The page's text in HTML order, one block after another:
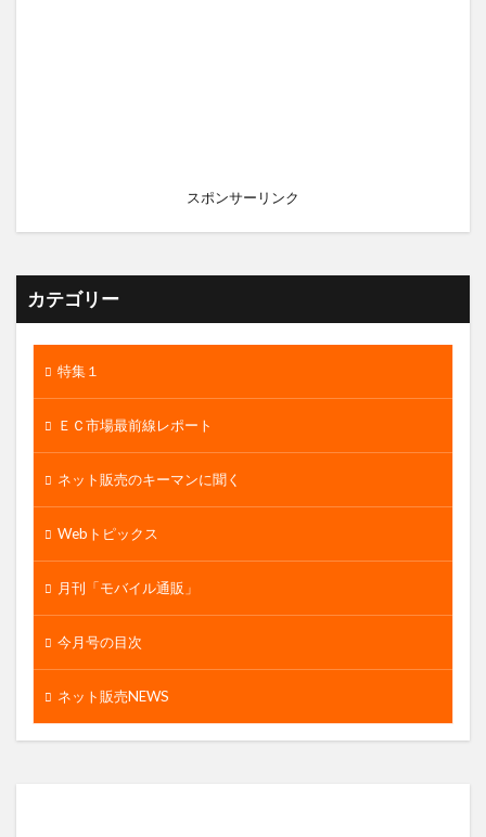
スポンサーリンク
カテゴリー
特集１
ＥＣ市場最前線レポート
ネット販売のキーマンに聞く
Webトピックス
月刊「モバイル通販」
今月号の目次
ネット販売NEWS